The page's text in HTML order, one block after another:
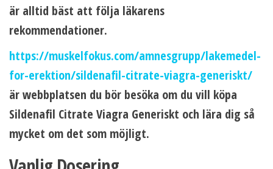
är alltid bäst att följa läkarens
rekommendationer.
https://muskelfokus.com/amnesgrupp/lakemedel-
for-erektion/sildenafil-citrate-viagra-generiskt/
är webbplatsen du bör besöka om du vill köpa
Sildenafil Citrate Viagra Generiskt och lära dig så
mycket om det som möjligt.